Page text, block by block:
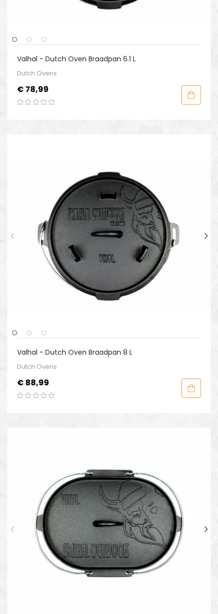
Valhal - Dutch Oven Braadpan 6.1 L
Dutch Ovens
Prijs
€ 78,99
Valhal - Dutch Oven Braadpan 8 L
Dutch Ovens
Prijs
€ 88,99